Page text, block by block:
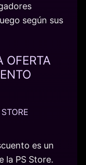
según sus
OFERTA
es un
la PS Store.